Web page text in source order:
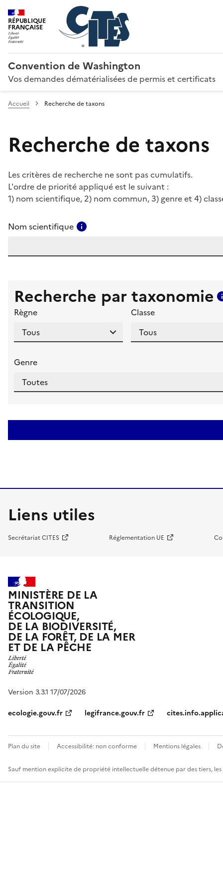
RÉPUBLIQUE
FRANÇAISE
Convention de Washington
Vos demandes dématérialisées de permis et certificats
Accueil Recherche de taxons
Recherche de taxons
Les critères de recherche ne sont pas cumulatifs.
L'ordre de priorité appliqué est le suivant :
1) nom scientifique, 2) nom commun, 3) genre et 4)
Nom scientifique
Recherche par taxonomie
Règne Classe
Genre
Liens utiles
Secrétariat CITES Réglementation UE
MINISTÈRE DE LA
TRANSITION
ÉCOLOGIQUE,
DE LA BIODIVERSITÉ,
DE LA FORÊT, DE LA MER
ET DE LA PÊCHE
Version 3.3.1 17/07/2026
ecologie.gouv.fr
legifrance.gouv.fr
Plan du site Accessibilité: non conforme Mentions légales
Sauf mention explicite de propriété intellectuelle détenue par des tiers,